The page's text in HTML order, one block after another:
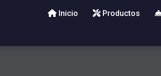
Inicio Productos